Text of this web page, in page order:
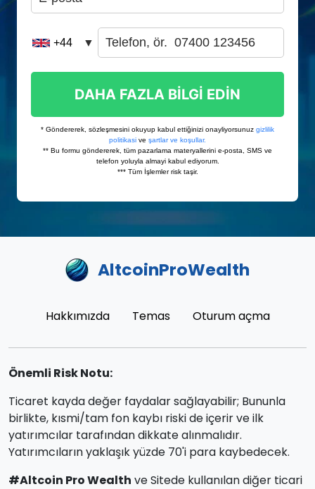
AltcoinProWealth
Hakkımızda Temas Oturum açma
Önemli Risk Notu:
Ticaret kayda değer faydalar sağlayabilir; Bununla
birlikte, kısmi/tam fon kaybı riski de içerir ve ilk
yatırımcılar tarafından dikkate alınmalıdır.
Yatırımcıların yaklaşık yüzde 70'i para kaybedecek.
#Altcoin Pro Wealth ve Sitede kullanılan diğer ticari